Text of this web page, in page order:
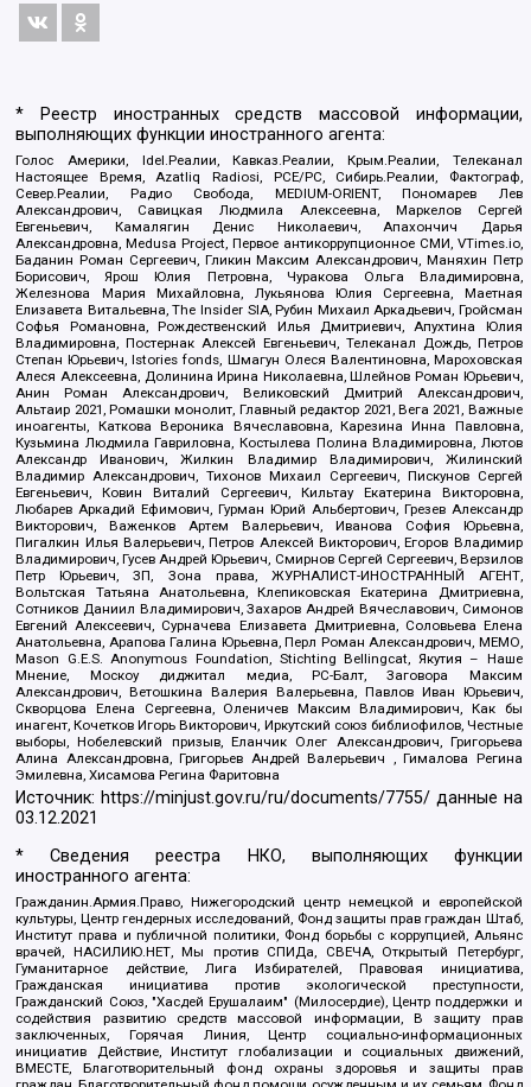
* Реестр иностранных средств массовой информации,
выполняющих функции иностранного агента:
Голос Америки, Idel.Реалии, Кавказ.Реалии, Крым.Реалии, Телеканал
Настоящее Время, Azatliq Radiosi, PCE/PC, Сибирь.Реалии, Фактограф,
Север.Реалии, Радио Свобода, MEDIUM-ORIENT, Пономарев Лев
Александрович, Савицкая Людмила Алексеевна, Маркелов Сергей
Евгеньевич, Камалягин Денис Николаевич, Апахончич Дарья
Александровна, Medusa Project, Первое антикоррупционное СМИ, VTimes.io,
Баданин Роман Сергеевич, Гликин Максим Александрович, Маняхин Петр
Борисович, Ярош Юлия Петровна, Чуракова Ольга Владимировна,
Железнова Мария Михайловна, Лукьянова Юлия Сергеевна, Маетная
Елизавета Витальевна, The Insider SIA, Рубин Михаил Аркадьевич, Гройсман
Софья Романовна, Рождественский Илья Дмитриевич, Апухтина Юлия
Владимировна, Постернак Алексей Евгеньевич, Телеканал Дождь, Петров
Степан Юрьевич, Istories fonds, Шмагун Олеся Валентиновна, Мароховская
Алеся Алексеевна, Долинина Ирина Николаевна, Шлейнов Роман Юрьевич,
Анин Роман Александрович, Великовский Дмитрий Александрович,
Альтаир 2021, Ромашки монолит, Главный редактор 2021, Вега 2021, Важные
иноагенты, Каткова Вероника Вячеславовна, Карезина Инна Павловна,
Кузьмина Людмила Гавриловна, Костылева Полина Владимировна, Лютов
Александр Иванович, Жилкин Владимир Владимирович, Жилинский
Владимир Александрович, Тихонов Михаил Сергеевич, Пискунов Сергей
Евгеньевич, Ковин Виталий Сергеевич, Кильтау Екатерина Викторовна,
Любарев Аркадий Ефимович, Гурман Юрий Альбертович, Грезев Александр
Викторович, Важенков Артем Валерьевич, Иванова София Юрьевна,
Пигалкин Илья Валерьевич, Петров Алексей Викторович, Егоров Владимир
Владимирович, Гусев Андрей Юрьевич, Смирнов Сергей Сергеевич, Верзилов
Петр Юрьевич, ЗП, Зона права, ЖУРНАЛИСТ-ИНОСТРАННЫЙ АГЕНТ,
Вольтская Татьяна Анатольевна, Клепиковская Екатерина Дмитриевна,
Сотников Даниил Владимирович, Захаров Андрей Вячеславович, Симонов
Евгений Алексеевич, Сурначева Елизавета Дмитриевна, Соловьева Елена
Анатольевна, Арапова Галина Юрьевна, Перл Роман Александрович, МЕМО,
Mason G.E.S. Anonymous Foundation, Stichting Bellingcat, Якутия – Наше
Мнение, Москоу диджитал медиа, РС-Балт, Заговора Максим
Александрович, Ветошкина Валерия Валерьевна, Павлов Иван Юрьевич,
Скворцова Елена Сергеевна, Оленичев Максим Владимирович, Как бы
инагент, Кочетков Игорь Викторович, Иркутский союз библиофилов, Честные
выборы, Нобелевский призыв, Еланчик Олег Александрович, Григорьева
Алина Александровна, Григорьев Андрей Валерьевич , Гималова Регина
Эмилевна, Хисамова Регина Фаритовна
Источник:https://minjust.gov.ru/ru/documents/7755/ данные на
03.12.2021
* Сведения реестра НКО, выполняющих функции
иностранного агента:
Гражданин.Армия.Право, Нижегородский центр немецкой и европейской
культуры, Центр гендерных исследований, Фонд защиты прав граждан Штаб,
Институт права и публичной политики, Фонд борьбы с коррупцией, Альянс
врачей, НАСИЛИЮ.НЕТ, Мы против СПИДа, СВЕЧА, Открытый Петербург,
Гуманитарное действие, Лига Избирателей, Правовая инициатива,
Гражданская инициатива против экологической преступности,
Гражданский Союз, "Хасдей Ерушалаим" (Милосердие), Центр поддержки и
содействия развитию средств массовой информации, В защиту прав
заключенных, Горячая Линия, Центр социально-информационных
инициатив Действие, Институт глобализации и социальных движений,
ВМЕСТЕ, Благотворительный фонд охраны здоровья и защиты прав